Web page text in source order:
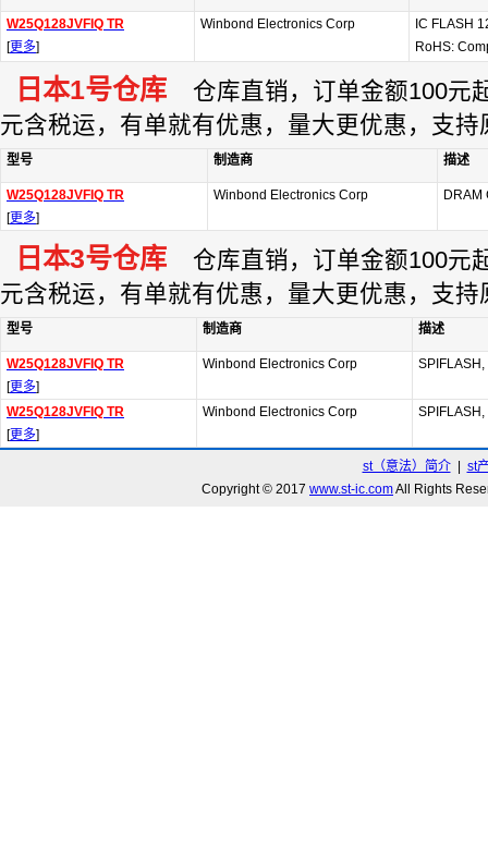
W25Q128JVFIQ TR
[更多]
Winbond Electronics Corp
IC FLASH
RoHS:
日本1号仓库 仓库直销，订单金额100元
元含税运，有单就有优惠，量大更优惠，支持
型号 制造商 描述
W25Q128JVFIQ TR
[更多]
Winbond Electronics Corp DRAM
日本3号仓库 仓库直销，订单金额100元
元含税运，有单就有优惠，量大更优惠，支持
型号 制造商 描述
W25Q128JVFIQ TR
[更多]
Winbond Electronics Corp
W25Q128JVFIQ TR
[更多]
Winbond Electronics Corp
st（意法）简介| st
Copyright © 2017 www.st-ic.comAll Rights